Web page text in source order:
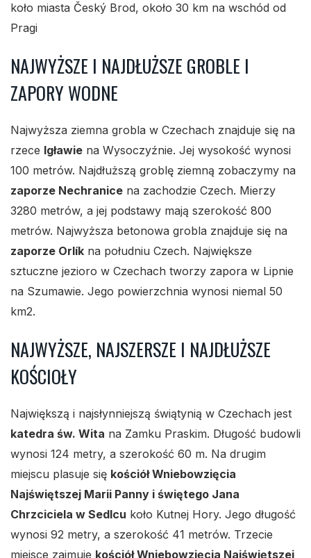
koło miasta Český Brod, około 30 km na wschód od
Pragi
NAJWYŻSZE I NAJDŁUŻSZE GROBLE I
ZAPORY WODNE
Najwyższa ziemna grobla w Czechach znajduje się na
rzece Igławie na Wysoczyźnie. Jej wysokość wynosi
100 metrów. Najdłuższą groblę ziemną zobaczymy na
zaporze Nechranice na zachodzie Czech. Mierzy
3280 metrów, a jej podstawy mają szerokość 800
metrów. Najwyższa betonowa grobla znajduje się na
zaporze Orlík na południu Czech. Największe
sztuczne jezioro w Czechach tworzy zapora w Lipnie
na Szumawie. Jego powierzchnia wynosi niemal 50
km2.
NAJWYŻSZE, NAJSZERSZE I NAJDŁUŻSZE
KOŚCIOŁY
Największą i najsłynniejszą świątynią w Czechach jest
katedra św. Wita na Zamku Praskim. Długość budowli
wynosi 124 metry, a szerokość 60 m. Na drugim
miejscu plasuje się kościół Wniebowzięcia
Najświętszej Marii Panny i świętego Jana
Chrzciciela w Sedlcu koło Kutnej Hory. Jego długość
wynosi 92 metry, a szerokość 41 metrów. Trzecie
miejsce zajmuje kościół Wniebowzięcia Najświętszej